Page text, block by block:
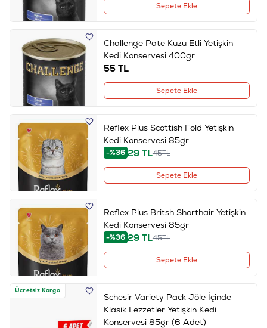
Sepete Ekle
Challenge Pate Kuzu Etli Yetişkin
Kedi Konservesi 400gr
55TL
Sepete Ekle
Reflex Plus Scottish Fold Yetişkin
Kedi Konservesi 85gr
-%36 29TL45TL
Sepete Ekle
Reflex Plus Britsh Shorthair Yetişkin
Kedi Konservesi 85gr
-%36 29TL45TL
Sepete Ekle
Ücretsiz Kargo
Schesir Variety Pack Jöle İçinde
Klasik Lezzetler Yetişkin Kedi
Konservesi 85gr (6 Adet)